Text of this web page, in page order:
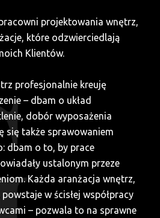
projektowania wnętrz,
które odzwierciedlają
Klientów.
profesjonalnie kreuję
– dbam o układ
dobór wyposażenia
się także sprawowaniem
dbam o to, by prace
ustalonym przeze
Każda aranżacja wnętrz,
w ścisłej współpracy
– pozwala to na sprawne